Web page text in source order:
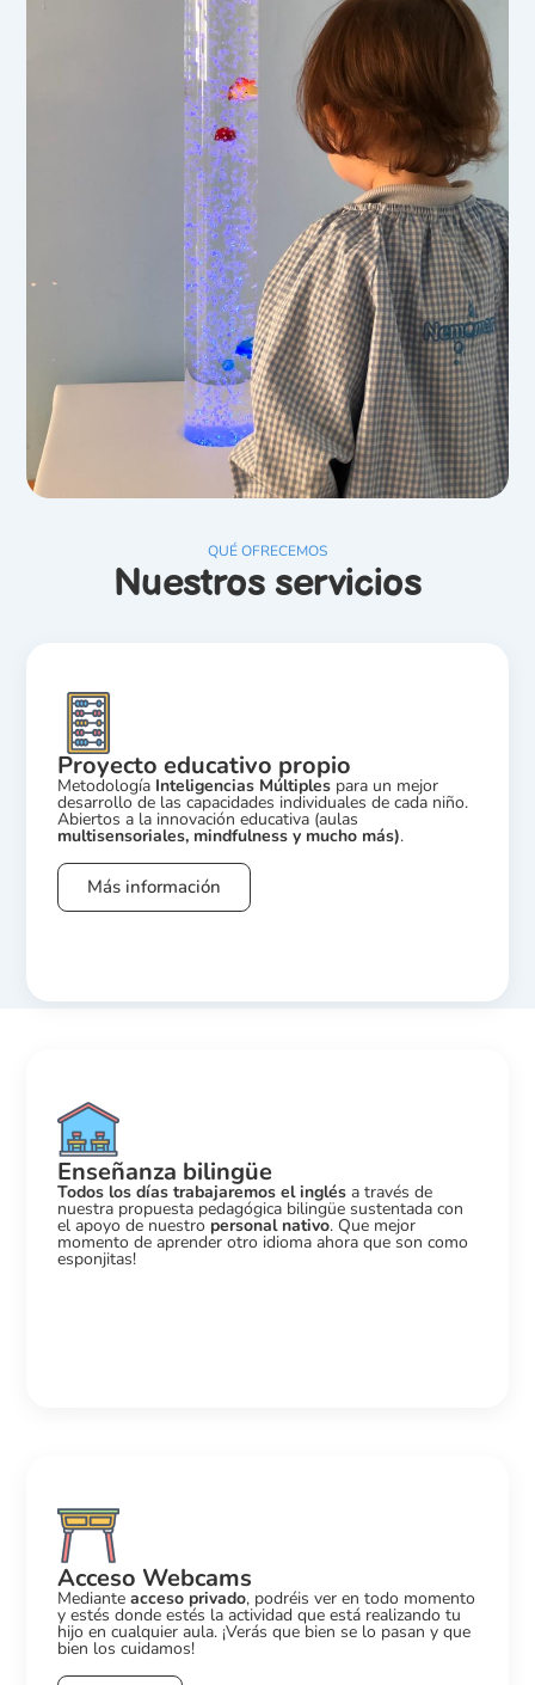
QUÉ OFRECEMOS
Nuestros servicios
Proyecto educativo propio
Metodología Inteligencias Múltiples para un mejor
desarrollo de las capacidades individuales de cada niño.
Abiertos a la innovación educativa (aulas
multisensoriales, mindfulness y mucho más).
Más información
Enseñanza bilingüe
Todos los días trabajaremos el inglés a través de
nuestra propuesta pedagógica bilingüe sustentada con
el apoyo de nuestro personal nativo. Que mejor
momento de aprender otro idioma ahora que son como
esponjitas!
Acceso Webcams
Medianteacceso privado, podréis ver en todo momento
y estés donde estés la actividad que está realizando tu
hijo en cualquier aula. ¡Verás que bien se lo pasan y que
bien los cuidamos!